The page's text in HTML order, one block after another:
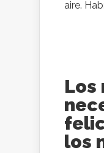
aire.
Los
los